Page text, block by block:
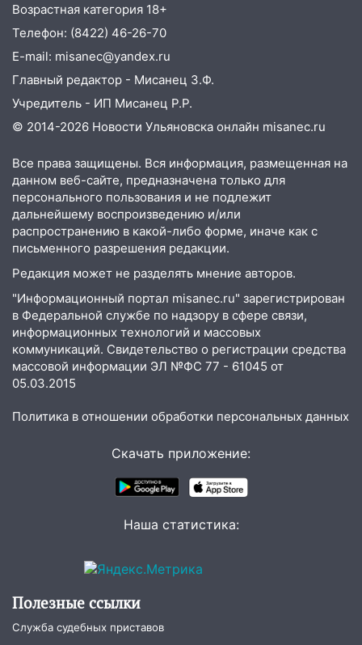
100 тысяч тонн зерна
15:17
Ульяновской области подали более 10
тысяч заявлений
15:04 Фоторепортаж с улиц Ульяновска
после шторма: поваленные деревья и
14:28 Ураган вырвал остановку на улице
Деева в Заволжье
14:26 Жители Ульяновска сами
пытаются расчистить ливнёвки, не
дождавшись коммунальщиков
14:16
Шторм продолжает ломать город:
на улице Любови Шевцовой рухнул
светофор
14:14 Студента из Ульяновска обманули
мошенники под видом преподавателя
упавшее дерево или затопленную улицу
ветром сорвало опалубку со
В мэрии Ульяновска рассказали,
13:49 Стихия продолжает крушить
Ульяновск: дерево рухнуло на дом на
Орджоникидзе
Возрастная категория 18+
Телефон: (8422) 46-26-70
E-mail: misanec@yandex.ru
Главный редактор - Мисанец З.Ф.
Учредитель - ИП Мисанец Р.Р.
© 2014-2026 Новости Ульяновска онлайн misanec.ru
Все права защищены. Вся информация, размещенная на
данном веб-сайте, предназначена только для
персонального пользования и не подлежит
дальнейшему воспроизведению и/или
распространению в какой-либо форме, иначе как с
письменного разрешения редакции.
Редакция может не разделять мнение авторов.
"Информационный портал misanec.ru" зарегистрирован
в Федеральной службе по надзору в сфере связи,
информационных технологий и массовых
коммуникаций. Свидетельство о регистрации средства
массовой информации ЭЛ №ФС 77 - 61045 от
05.03.2015
Политика в отношении обработки персональных данных
Скачать приложение:
Наша статистика:
Полезные ссылки
Служба судебных приставов